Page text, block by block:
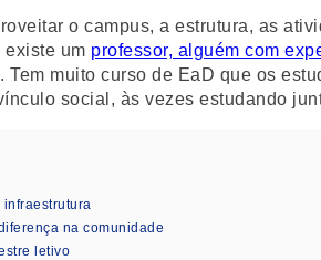
o campus, a estrutura, as
existe um professor, alguém com
muito curso de EaD que os
social, às vezes estudando
na comunidade
letivo